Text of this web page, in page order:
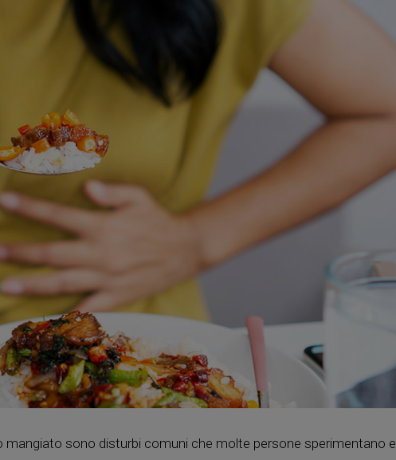
mangiato sono disturbi comuni che molte persone sperimentano e